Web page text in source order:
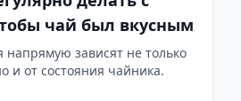
чай был вкусным
напрямую зависят не только
и от состояния чайника.